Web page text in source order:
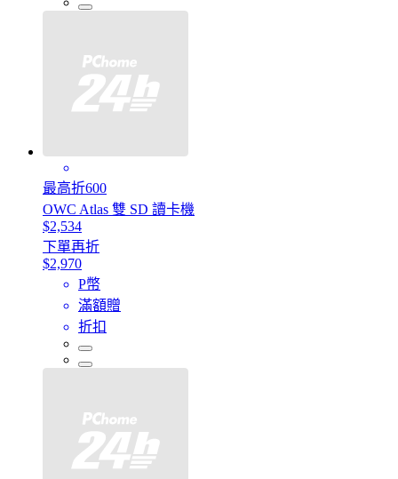
最高折600
OWC Atlas 雙 SD 讀卡機
$2,534
下單再折
$2,970
P幣
滿額贈
折扣